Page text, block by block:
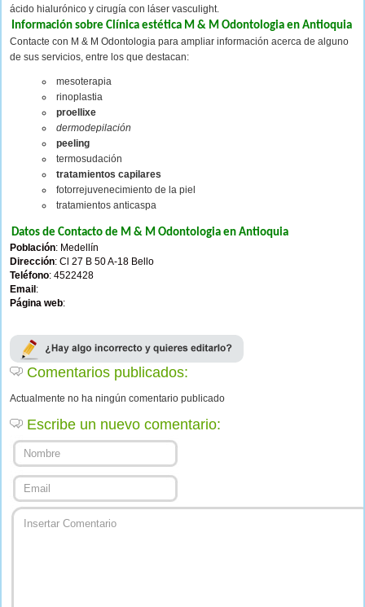
ácido hialurónico y cirugía con láser vasculight.
Información sobre Clínica estética M & M Odontologia en Antioquia
Contacte con M & M Odontologia para ampliar información acerca de alguno
de sus servicios, entre los que destacan:
mesoterapia
rinoplastia
proellixe
dermodepilación
peeling
termosudación
tratamientos capilares
fotorrejuvenecimiento de la piel
tratamientos anticaspa
Datos de Contacto de M & M Odontologia en Antioquia
Población: Medellín
Dirección: Cl 27 B 50 A-18 Bello
Teléfono: 4522428
Email :
Página web:
Comentarios publicados:
Actualmente no ha ningún comentario publicado
Escribe un nuevo comentario: